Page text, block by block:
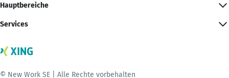
Hauptbereiche
Services
© New Work SE | Alle Rechte vorbehalten